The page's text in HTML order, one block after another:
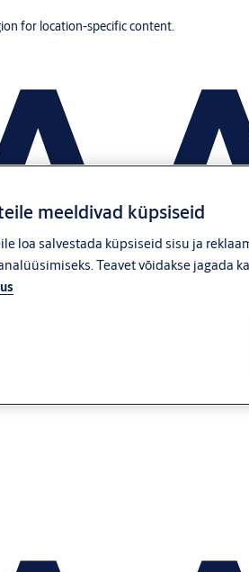
for location-specific content.
meeldivad küpsiseid
loa salvestada küpsiseid sisu ja
Teavet võidakse jagada